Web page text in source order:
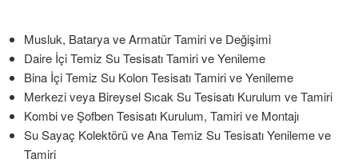
Musluk, Batarya ve Armatür Tamiri ve Değişimi
Daire İçi Temiz Su Tesisatı Tamiri ve Yenileme
Bina İçi Temiz Su Kolon Tesisatı Tamiri ve Yenileme
Merkezi veya Bireysel Sıcak Su Tesisatı Kurulum ve Tamiri
Kombi ve Şofben Tesisatı Kurulum, Tamiri ve Montajı
Su Sayaç Kolektörü ve Ana Temiz Su Tesisatı Yenileme ve
Tamiri